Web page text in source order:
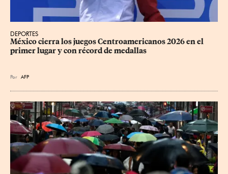
DEPORTES
México cierra los juegos Centroamericanos 2026 en el
primer lugar y con récord de medallas
Por AFP